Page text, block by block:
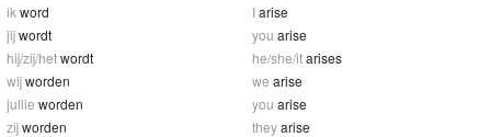
ik word
jijwordt
hij/zij/hetwordt
wijworden
jullie worden
zijworden
Iarise
you arise
he/she/itarises
we arise
you arise
theyarise